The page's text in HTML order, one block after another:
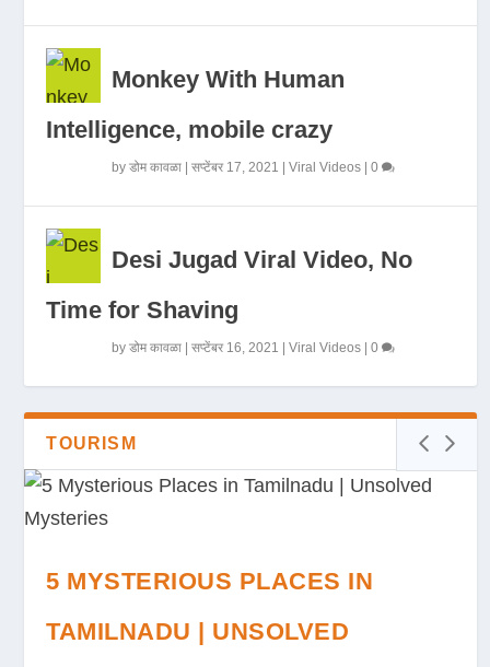
Monkey With Human
Intelligence, mobile crazy
byडोम कावळा |सप्टेंबर 17, 2021 |Viral Videos |0
Desi Jugad Viral Video, No
Time for Shaving
byडोम कावळा |सप्टेंबर 16, 2021 |Viral Videos |0
TOURISM
5 MYSTERIOUS PLACES IN
TAMILNADU | UNSOLVED